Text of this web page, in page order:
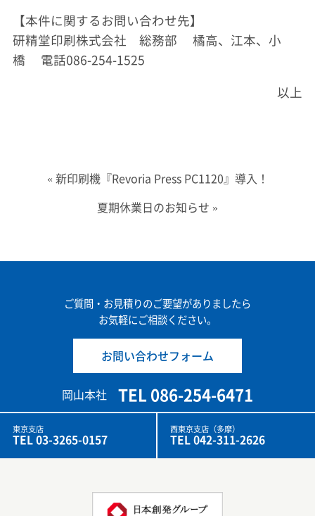
【本件に関するお問い合わせ先】
研精堂印刷株式会社 総務部 橘高、江本、小
橋 電話086-254-1525
以上
« 新印刷機『Revoria Press PC1120』導入！
夏期休業日のお知らせ »
ご質問・お見積りのご要望がありましたら
お気軽にご相談ください。
お問い合わせフォーム
岡山本社 TEL 086-254-6471
東京支店
TEL 03-3265-0157
西東京支店（多摩）
TEL 042-311-2626